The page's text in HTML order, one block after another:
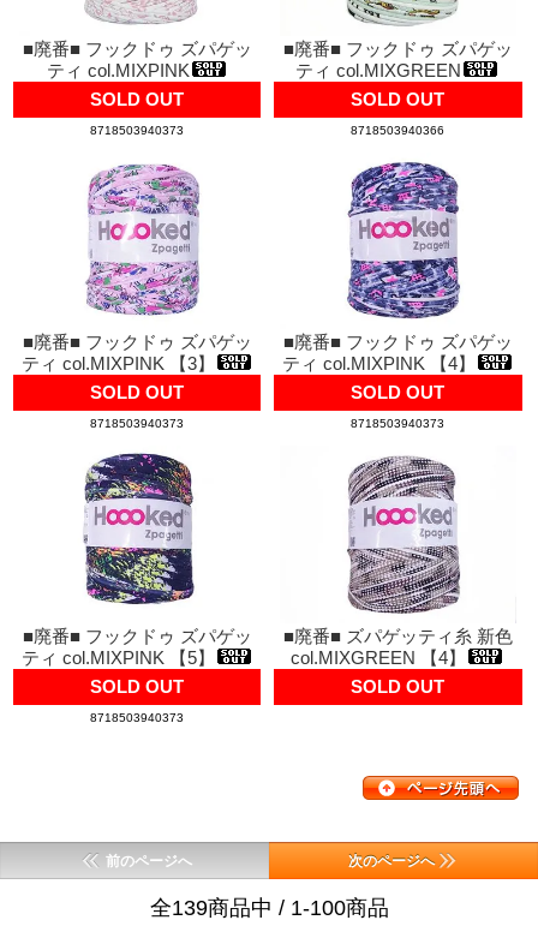
■廃番■ フックドゥ ズパゲッ
ティ col.MIXPINK
SOLD OUT
8718503940373
■廃番■ フックドゥ ズパゲッ
ティ col.MIXGREEN
SOLD OUT
8718503940366
■廃番■ フックドゥ ズパゲッ
ティ col.MIXPINK 【3】
SOLD OUT
8718503940373
■廃番■ フックドゥ ズパゲッ
ティ col.MIXPINK 【4】
SOLD OUT
8718503940373
■廃番■ フックドゥ ズパゲッ
ティ col.MIXPINK 【5】
SOLD OUT
8718503940373
■廃番■ ズパゲッティ糸 新色
col.MIXGREEN 【4】
SOLD OUT
前のページへ 次のページへ
全139商品中 / 1-100商品